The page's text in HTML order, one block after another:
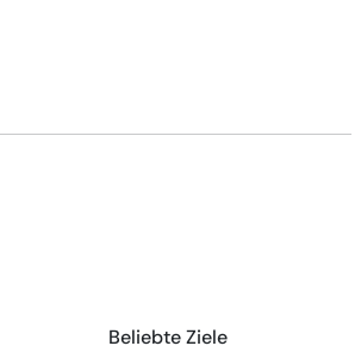
Beliebte Ziele